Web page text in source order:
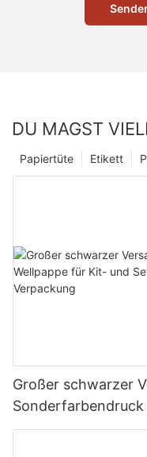
DU MAGST
Etikett
Papiertüte
Großer schwarzer
Setverpackungen